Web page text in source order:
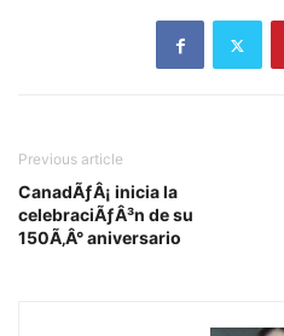
Previous article
CanadÃƒÂ¡ inicia la
celebraciÃƒÂ³n de su
150Ã‚Â° aniversario